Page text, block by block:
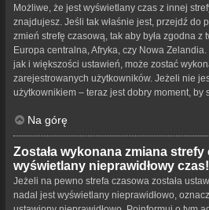
Możliwe, że jest wyświetlany czas z innej
znajdujesz. Jeśli tak właśnie jest, przejdź do
zmień strefę czasową, tak aby była zgodna z
Europa centralna, Afryka, czy Nowa
jak i większości ustawień, może zostać
zarejestrowanych użytkowników. Jeżeli nie
użytkownikiem – teraz jest dobry moment, by
Na górę
Została wykonana zmiana
wyświetlany nieprawidłowy czas!
Jeżeli na pewno strefa czasowa została
nadal jest wyświetlany nieprawidłowo,